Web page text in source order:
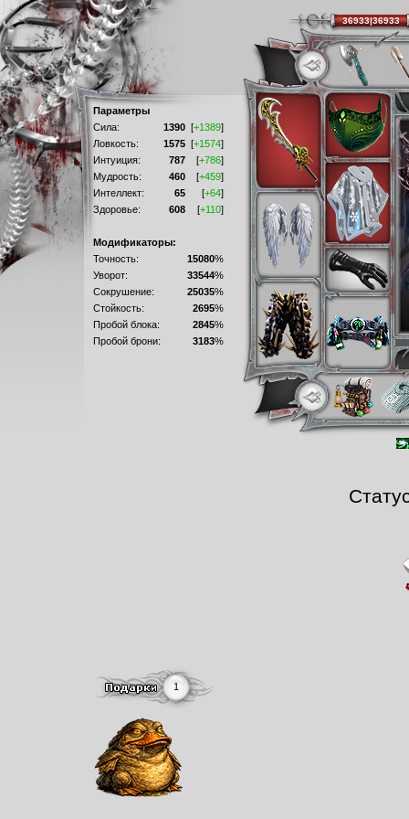
Параметры
Сила:
1390 [+1389]
Ловкость:
1575 [+1574]
Интуиция:
787 [+786]
Мудрость:
460 [+459]
Интеллект:
65 [+64]
Здоровье:
608 [+110]
Модификаторы:
Точность:
15080%
Уворот:
33544%
Сокрушение:
25035%
Стойкость:
2695%
Пробой блока:
2845%
Пробой брони:
3183%
1
36933|36933